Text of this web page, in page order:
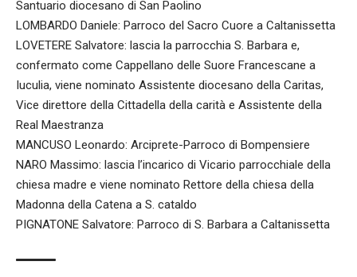
Santuario diocesano di San Paolino
LOMBARDO Daniele: Parroco del Sacro Cuore a Caltanissetta
LOVETERE Salvatore: lascia la parrocchia S. Barbara e,
confermato come Cappellano delle Suore Francescane a
Iuculia, viene nominato Assistente diocesano della Caritas,
Vice direttore della Cittadella della carità e Assistente della
Real Maestranza
MANCUSO Leonardo: Arciprete-Parroco di Bompensiere
NARO Massimo: lascia l’incarico di Vicario parrocchiale della
chiesa madre e viene nominato Rettore della chiesa della
Madonna della Catena a S. cataldo
PIGNATONE Salvatore: Parroco di S. Barbara a Caltanissetta